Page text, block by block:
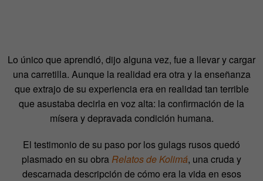
Lo único que aprendió, dijo alguna vez, fue a llevar y cargar
una carretilla. Aunque la realidad era otra y la enseñanza
que extrajo de su experiencia era en realidad tan terrible
que asustaba decirla en voz alta: la confirmación de la
mísera y depravada condición humana.
El testimonio de su paso por los gulags rusos quedó
plasmado en su obra Relatos de Kolimá, una cruda y
descarnada descripción de cómo era la vida en esos